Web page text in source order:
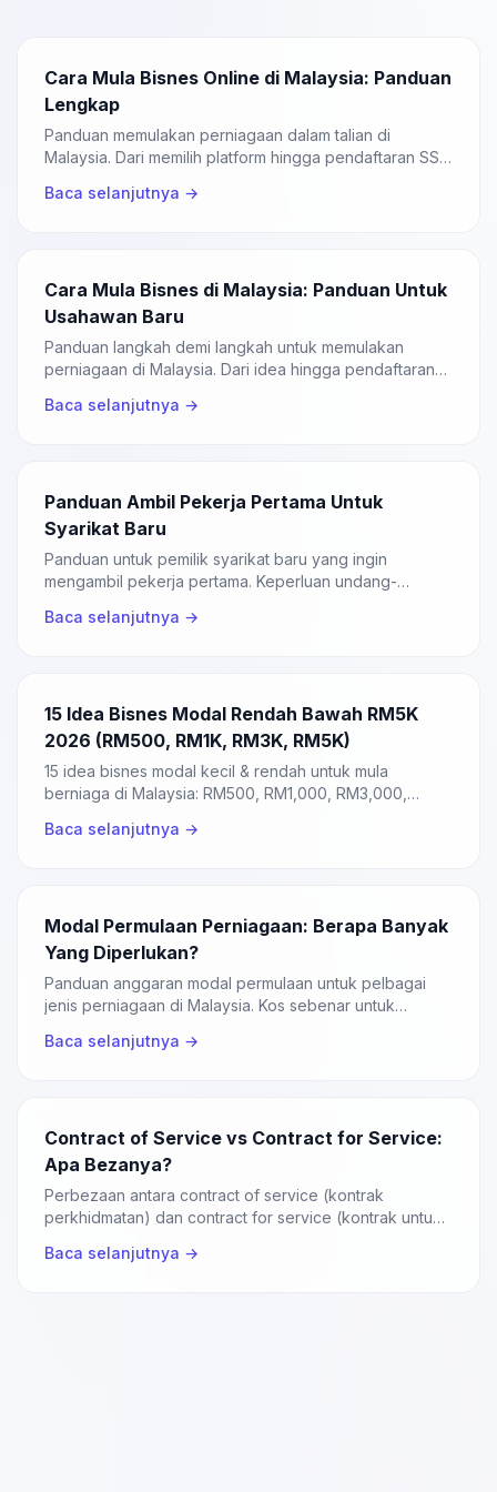
Cara Mula Bisnes Online di Malaysia: Panduan
Lengkap
Panduan memulakan perniagaan dalam talian di
Malaysia. Dari memilih platform hingga pendaftaran SSM
Baca selanjutnya →
Cara Mula Bisnes di Malaysia: Panduan Untuk
Usahawan Baru
Panduan langkah demi langkah untuk memulakan
perniagaan di Malaysia. Dari idea hingga pendaftaran
Baca selanjutnya →
Panduan Ambil Pekerja Pertama Untuk
Syarikat Baru
Panduan untuk pemilik syarikat baru yang ingin
mengambil pekerja pertama. Keperluan undang-
Baca selanjutnya →
15 Idea Bisnes Modal Rendah Bawah RM5K
2026 (RM500, RM1K, RM3K, RM5K)
15 idea bisnes modal kecil & rendah untuk mula
berniaga di Malaysia: RM500, RM1,000, RM3,000,
MARA.
Baca selanjutnya →
Modal Permulaan Perniagaan: Berapa Banyak
Yang Diperlukan?
Panduan anggaran modal permulaan untuk pelbagai
jenis perniagaan di Malaysia. Kos sebenar untuk
Baca selanjutnya →
Contract of Service vs Contract for Service:
Apa Bezanya?
Perbezaan antara contract of service (kontrak
perkhidmatan) dan contract for service (kontrak untuk
Baca selanjutnya →